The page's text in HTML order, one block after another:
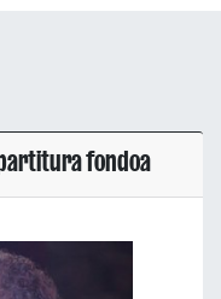
fondoa